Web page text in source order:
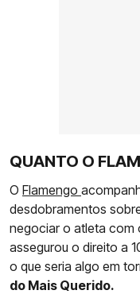
QUANTO O
O Flamengo
desdobramentos
negociar o atleta com
assegurou o direito a
o que seria algo em
do Mais Querido.